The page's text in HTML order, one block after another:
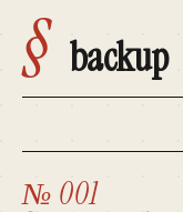
§ backup
№ 001